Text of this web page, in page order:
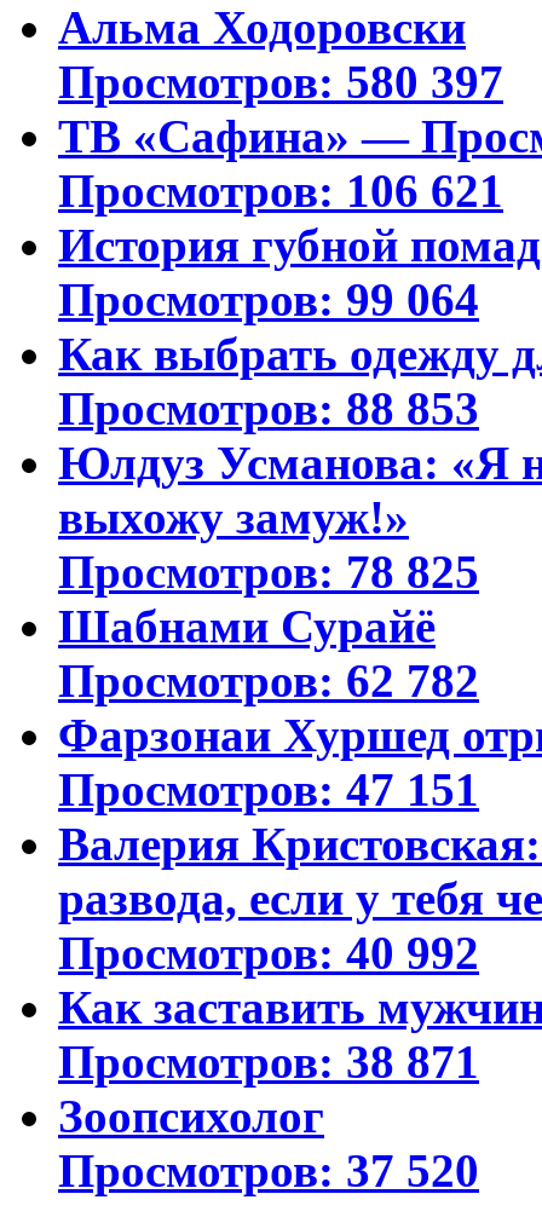
Альма Ходоровски
Просмотров: 580 397
ТВ «Сафина» —
Просмотров: 106 621
История губной
Просмотров: 99 064
Как выбрать одежду
Просмотров: 88 853
Юлдуз Усманова: «Я
выхожу замуж!»
Просмотров: 78 825
Шабнами Сурайё
Просмотров: 62 782
Фарзонаи Хуршед
Просмотров: 47 151
Валерия
развода, если у тебя
Просмотров: 40 992
Как заставить
Просмотров: 38 871
Зоопсихолог
Просмотров: 37 520